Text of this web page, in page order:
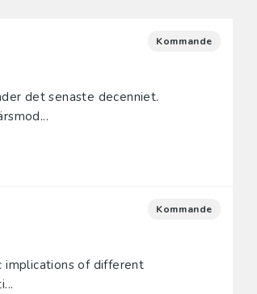
Kommande
det senaste decenniet.
Kommande
implications of different